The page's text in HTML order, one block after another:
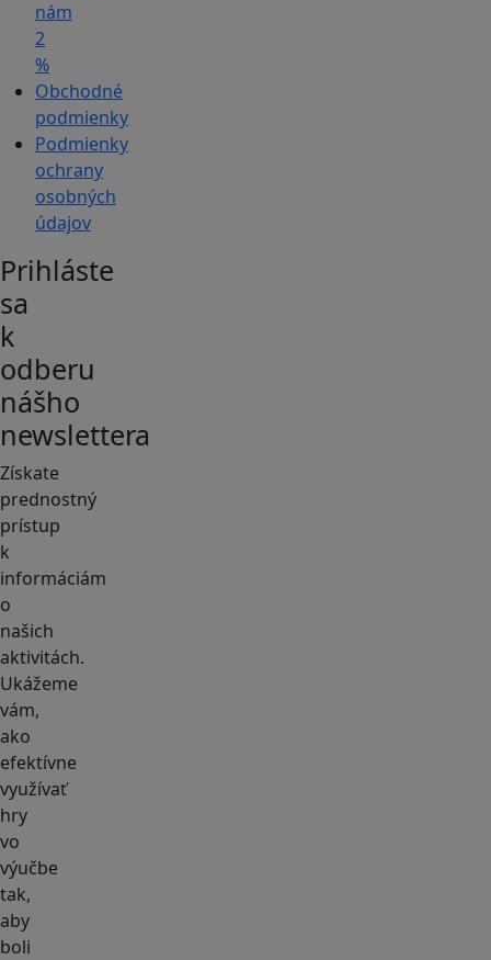
nám
2
%
Obchodné
podmienky
Podmienky
ochrany
osobných
údajov
Prihláste
sa
k
odberu
nášho
newslettera
Získate
prednostný
prístup
k
informáciám
o
našich
aktivitách.
Ukážeme
vám,
ako
efektívne
využívať
hry
vo
výučbe
tak,
aby
boli